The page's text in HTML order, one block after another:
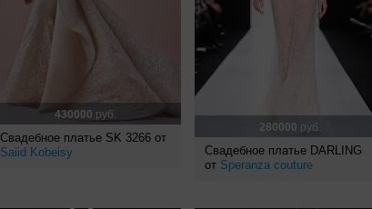
430000 руб.
Свадебное платье SK 3266 от
Saiid Kobeisy
280000 руб.
Свадебное платье DARLING
от Speranza couture